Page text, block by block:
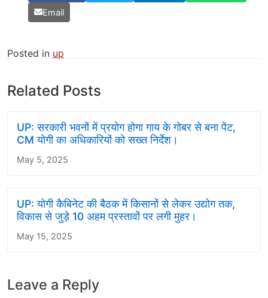
Email
Posted in up
Related Posts
UP: सरकारी भवनों में प्रयोग होगा गाय के गोबर से बना पेंट,
CM योगी का अधिकारियों को सख्त निर्देश।
May 5, 2025
UP: योगी कैबिनेट की बैठक में किसानों से लेकर उद्योग तक,
विकास से जुड़े 10 अहम प्रस्तावों पर लगी मुहर।
May 15, 2025
Leave a Reply